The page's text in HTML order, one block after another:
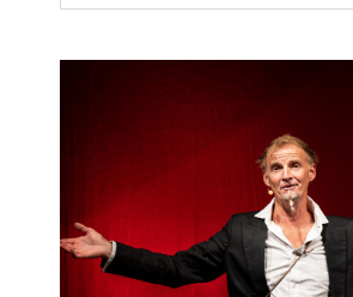
GROSCH